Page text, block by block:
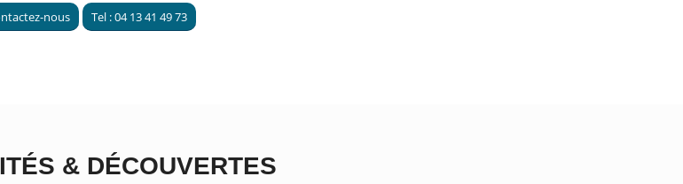
nous Tel : 04 13 41 49 73
&DÉCOUVERTES